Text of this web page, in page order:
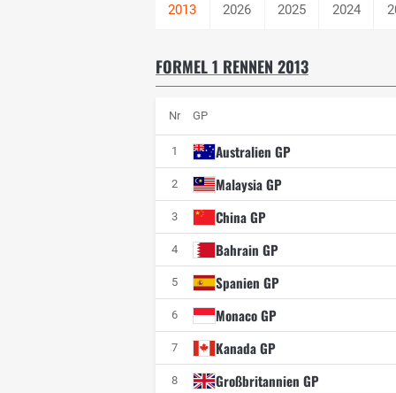
2026 2025 2024
FORMEL 1 RENNEN 2013
Nr GP
1 Australien GP
2 Malaysia GP
3 China GP
4 Bahrain GP
5 Spanien GP
6 Monaco GP
7 Kanada GP
8 Großbritannien GP